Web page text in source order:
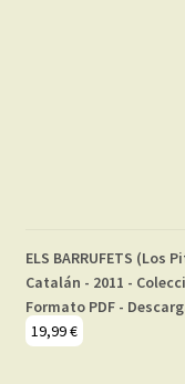
ELS BARRUFETS (Los
Catalán - 2011 -
Formato PDF -
19,99€